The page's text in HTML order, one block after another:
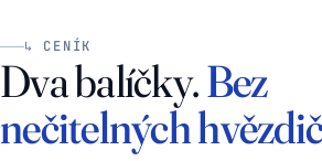
↳ CENÍK
Dva balíčky.Bez
nečitelných